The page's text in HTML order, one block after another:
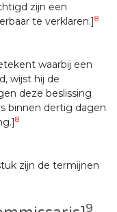
zijn een
te verklaren.] 8
waarbij een
wijst hij de
deze beslissing
binnen dertig dagen
8
zijn de termijnen
9